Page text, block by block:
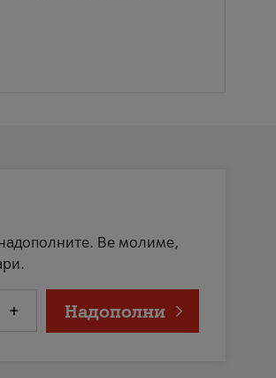
надополните. Ве молиме,
+ Надополни